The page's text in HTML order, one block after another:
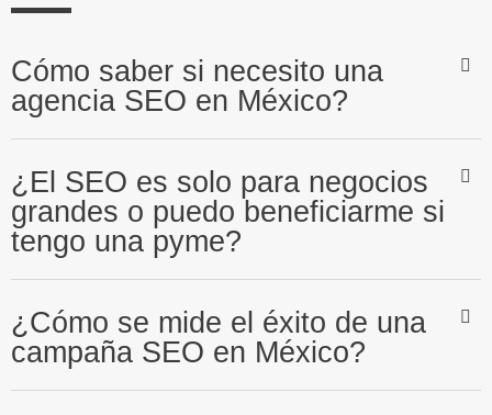
Cómo saber si necesito una
agencia SEO en México?
¿El SEO es solo para negocios
grandes o puedo beneficiarme si
tengo una pyme?
¿Cómo se mide el éxito de una
campaña SEO en México?